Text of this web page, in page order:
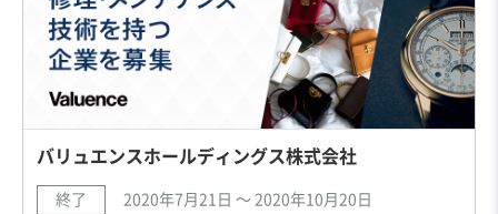
バリュエンスホールディングス株式会社
終了 2020年7月21日 〜 2020年10月20日